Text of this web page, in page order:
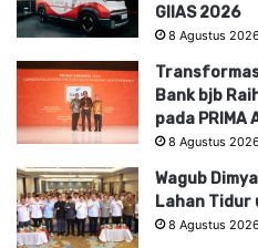
GIIAS 2026
8 Agustus
Bank bjb
pada PRIMA
8 Agustus
Wagub
Lahan Tidur
8 Agustus